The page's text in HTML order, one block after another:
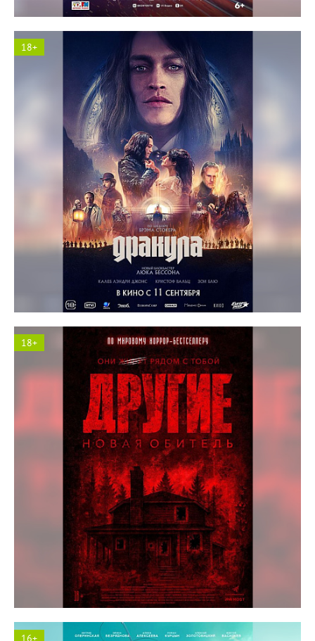
18+
Космос кинотеатр
18+
Космос кинотеатр
16+